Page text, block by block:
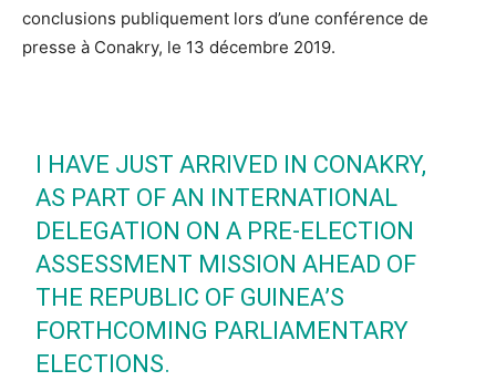
conclusions publiquement lors d’une conférence de
presse à Conakry, le 13 décembre 2019.
I HAVE JUST ARRIVED IN CONAKRY,
AS PART OF AN INTERNATIONAL
DELEGATION ON A PRE-ELECTION
ASSESSMENT MISSION AHEAD OF
THE REPUBLIC OF GUINEA’S
FORTHCOMING PARLIAMENTARY
ELECTIONS.